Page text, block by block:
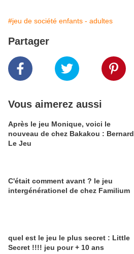
#jeu de société enfants - adultes
Partager
Vous aimerez aussi
Après le jeu Monique, voici le
nouveau de chez Bakakou : Bernard
Le Jeu
C'était comment avant ? le jeu
intergénérationel de chez Familium
quel est le jeu le plus secret : Little
Secret !!!! jeu pour + 10 ans